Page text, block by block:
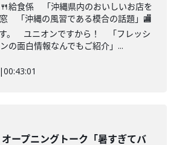
給食係 「沖縄県内のおいしいお店を
「沖縄の風習である模合の話題」🏬
。 ユニオンですから！ 「フレッシ
の面白情報なんでもご紹介」...
|00:43:01
オープニングトーク「暑すぎてバ